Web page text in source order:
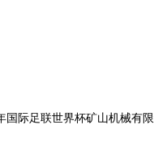
国际足联世界杯矿山机械有